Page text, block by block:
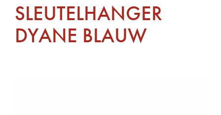
SLEUTELHANGER
DYANE BLAUW